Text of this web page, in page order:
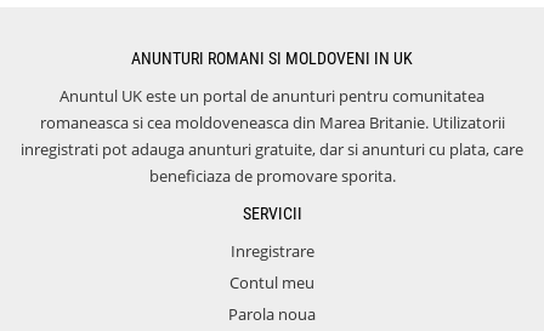
ANUNTURI ROMANI SI MOLDOVENI IN UK
Anuntul UK este un portal de anunturi pentru comunitatea
romaneasca si cea moldoveneasca din Marea Britanie. Utilizatorii
inregistrati pot adauga anunturi gratuite, dar si anunturi cu plata, care
beneficiaza de promovare sporita.
SERVICII
Inregistrare
Contul meu
Parola noua